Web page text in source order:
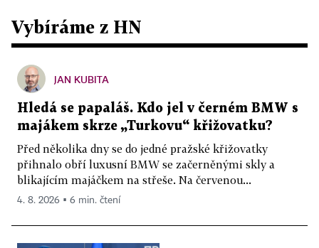
Vybíráme z HN
JAN KUBITA
Hledá se papaláš. Kdo jel v černém BMW s
majákem skrze „Turkovu“ křižovatku?
Před několika dny se do jedné pražské křižovatky
přihnalo obří luxusní BMW se začerněnými skly a
blikajícím majáčkem na střeše. Na červenou...
4. 8. 2026 ▪ 6 min. čtení